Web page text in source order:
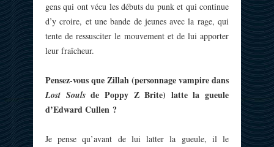
gens qui ont vécu les débuts du punk et qui continue
d’y croire, et une bande de jeunes avec la rage, qui
tente de ressusciter le mouvement et de lui apporter
leur fraîcheur.
Pensez-vous que Zillah (personnage vampire dans
Lost Soulsde Poppy Z Brite) latte la gueule
d’Edward Cullen ?
Je pense qu’avant de lui latter la gueule, il le